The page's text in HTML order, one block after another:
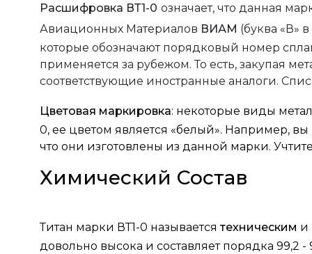
Расшифровка ВТ1-0 означает, что данная
Авиационных Материалов ВИАМ (буква «В»
которые обозначают порядковый номер
применяется за рубежом. То есть, закупая
соответствующие иностранные аналоги.
Цветовая маркировка: некоторые виды
0, ее цветом является «белый». Например,
что они изготовлены из данной марки.
Химический Состав
Титан марки ВТ1-0 называетсятехническим и
довольно высока и составляет порядка 99,2